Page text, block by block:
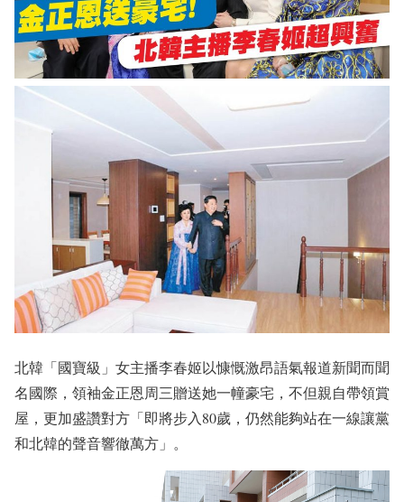
北韓「國寶級」女主播李春姬以慷慨激昂語氣報道新聞而聞
名國際，領袖金正恩周三贈送她一幢豪宅，不但親自帶領賞
屋，更加盛讚對方「即將步入80歲，仍然能夠站在一線讓黨
和北韓的聲音響徹萬方」。